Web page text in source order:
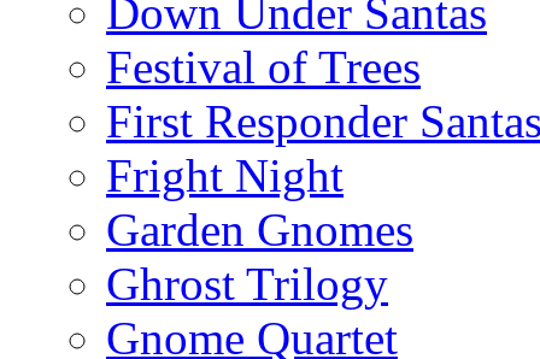
Down Under Santas
Festival of Trees
First Responder
Fright Night
Garden Gnomes
Ghrost Trilogy
Gnome Quartet